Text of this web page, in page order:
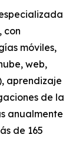
con
móviles,
web,
aprendizaje
de la
anualmente
de 165